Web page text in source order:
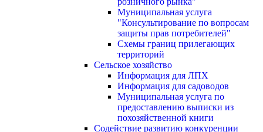
Муниципальная услуга
"Консультирование по вопросам
защиты прав потребителей"
Схемы границ прилегающих
территорий
Сельское хозяйство
Информация для ЛПХ
Информация для садоводов
Муниципальная услуга по
предоставлению выписки из
похозяйственной книги
Содействие развитию конкуренции